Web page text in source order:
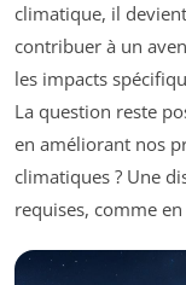
climatique, il
contribuer à un
les impacts
La question reste
en améliorant nos
climatiques ? Une
requises, comme